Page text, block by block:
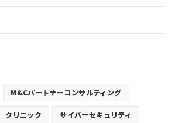
M&Cパートナーコンサルティング
クリニック サイバーセキュリティ